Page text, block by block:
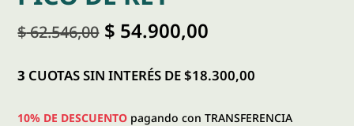
$62.546,00 El
precio
original
era:
$ 54.900,00
es:
3 CUOTAS SIN INTERÉS DE $18.300,00
10% DE DESCUENTO pagando con TRANSFERENCIA